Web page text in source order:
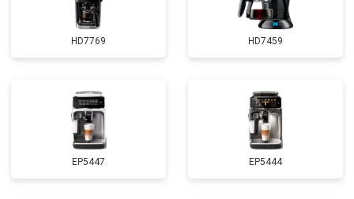
HD7769 HD7459
EP5447 EP5444